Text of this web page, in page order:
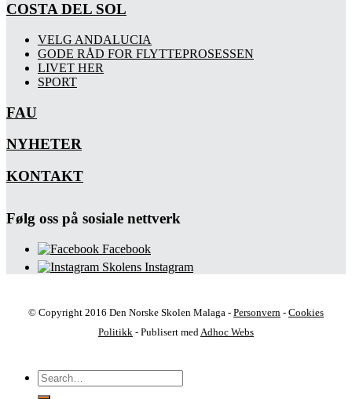
COSTA DEL SOL
VELG ANDALUCIA
GODE RÅD FOR FLYTTEPROSESSEN
LIVET HER
SPORT
FAU
NYHETER
KONTAKT
Følg oss på sosiale nettverk
Facebook
Skolens Instagram
© Copyright 2016 Den Norske Skolen Malaga - Personvern - Cookies
Politikk - Publisert med Adhoc Webs